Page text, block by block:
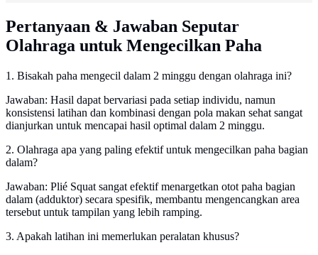
Pertanyaan & Jawaban Seputar
Olahraga untuk Mengecilkan Paha
1. Bisakah paha mengecil dalam 2 minggu dengan olahraga ini?
Jawaban: Hasil dapat bervariasi pada setiap individu, namun
konsistensi latihan dan kombinasi dengan pola makan sehat sangat
dianjurkan untuk mencapai hasil optimal dalam 2 minggu.
2. Olahraga apa yang paling efektif untuk mengecilkan paha bagian
dalam?
Jawaban: Plié Squat sangat efektif menargetkan otot paha bagian
dalam (adduktor) secara spesifik, membantu mengencangkan area
tersebut untuk tampilan yang lebih ramping.
3. Apakah latihan ini memerlukan peralatan khusus?